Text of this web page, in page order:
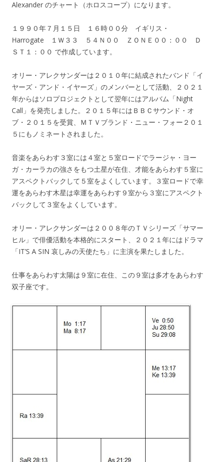
Alexander のチャート（ホロスコープ）になります。
１９９０年７月１５日 １６時００分 イギリス・
Harrogate １Ｗ３３ ５４Ｎ００ ＺＯＮＥ００：００ Ｄ
ＳＴ１：００ で作成しています。
オリー・アレクサンダーは２０１０年に結成されたバンド「イ
ヤーズ・アンド・イヤーズ」のメンバーとして活動、２０２１
年からはソロプロジェクトとして翌年にはアルバム「Night
Call」を発売しました。２０１５年にはＢＢＣサウンド・オ
ブ・２０１５を受賞、ＭＴＶブランド・ニュー・フォー２０１
５にもノミネートされました。
音楽をあらわす３室には４室と５室ロードでラージャ・ヨー
ガ・カーラカの強さをもつ土星が在住、才能をあらわす５室に
アスペクトバックして５室をよくしています。３室ロードで幸
運をあらわす木星は幸運をあらわす９室から３室にアスペクト
バックして３室をよくしています。
オリー・アレクサンダーは２００８年のＴＶシリーズ「サマー
ヒル」で俳優活動を本格的にスタート、２０２１年にはドラマ
「IT’S A SIN 哀しみの天使たち」に主演を果たしました。
仕事をあらわす太陽は９室に在住、この９室は多才をあらわす
双子座です。